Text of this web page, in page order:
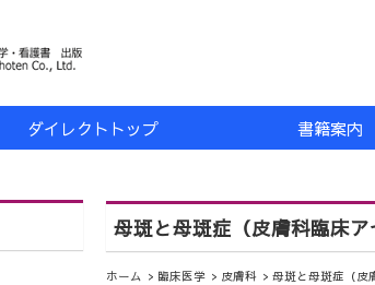
ダイレクトトップ 書籍案内
母斑と母斑症（皮膚科臨床ア
ホーム 臨床医学 皮膚科 母斑と母斑症（皮